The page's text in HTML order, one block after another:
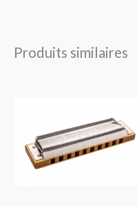
Produits similaires